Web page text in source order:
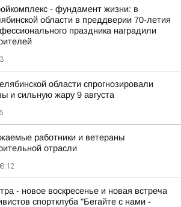
- фундамент жизни: в
области в преддверии 70-летия
праздника наградили
области спрогнозировали
и сильную жару 9 августа
работники и ветераны
отрасли
- новое воскресенье и новая встреча
спортклуба "Бегайте с нами -